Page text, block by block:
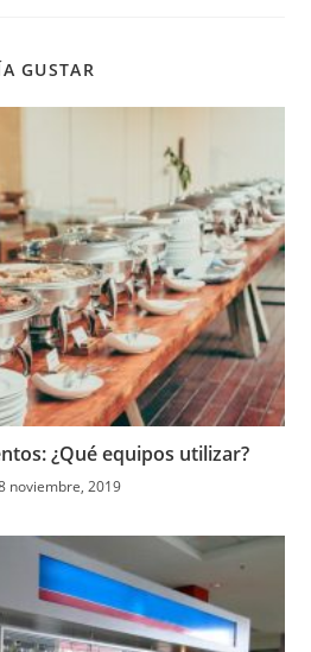
GUSTAR
¿Qué equipos utilizar?
noviembre, 2019